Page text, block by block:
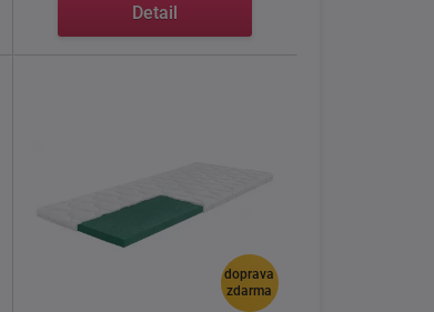
Detail
doprava
zdarma